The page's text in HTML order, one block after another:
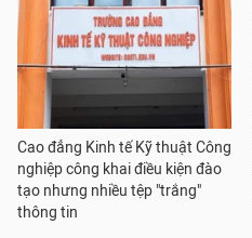
Cao đẳng Kinh tế Kỹ thuật Công
nghiệp công khai điều kiện đào
tạo nhưng nhiều tệp "trắng"
thông tin